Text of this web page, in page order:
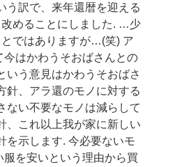
う訳で、来年還暦を迎える
めることにしました. …少
ではありますが…(笑) ア
はかわうそおばさんとの
いう意見はかわうそおばさ
針、アラ還のモノに対する
ない不要なモノは減らして
、これ以上我が家に新しい
を示します. 今必要ないモ
を安いという理由から買